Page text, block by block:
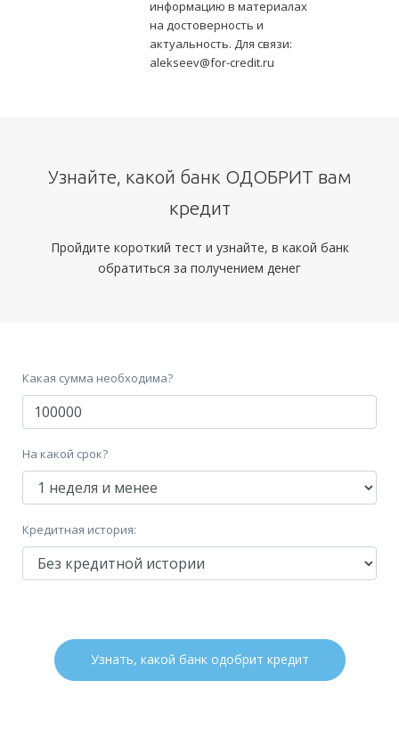
информацию в материалах
на достоверность и
актуальность. Для связи:
alekseev@for-credit.ru
Узнайте, какой банк ОДОБРИТ вам
кредит
Пройдите короткий тест и узнайте, в какой банк
обратиться за получением денег
Какая сумма необходима?
На какой срок?
Кредитная история:
Узнать, какой банк одобрит кредит